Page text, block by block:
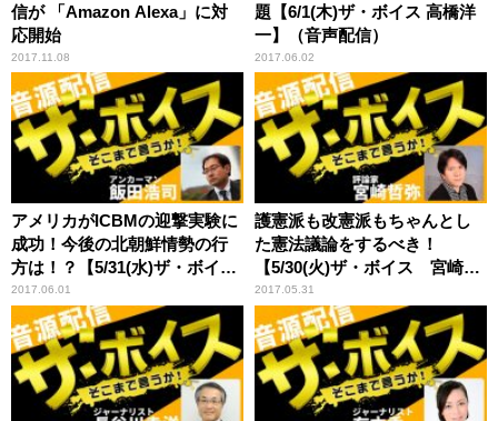
信が 「Amazon Alexa」に対
応開始
2017.11.08
題【6/1(木)ザ・ボイス 高橋洋
一】（音声配信）
2017.06.02
アメリカがICBMの迎撃実験に
成功！今後の北朝鮮情勢の行
方は！？【5/31(水)ザ・ボイス
モーリー・ロバートソン】
（音声配信）
2017.06.01
護憲派も改憲派もちゃんとし
た憲法議論をするべき！
【5/30(火)ザ・ボイス 宮崎哲
弥×井上達夫】（音声配信）
2017.05.31